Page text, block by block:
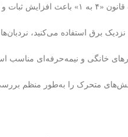
با ارتفاع ۲.۵ متر، این نردبان امکان دسترسی راحت به
برق استفاده می‌کنید،
خانگی و نیمه‌حرفه‌ای مناسب
متحرک را به‌طور منظم بررسی